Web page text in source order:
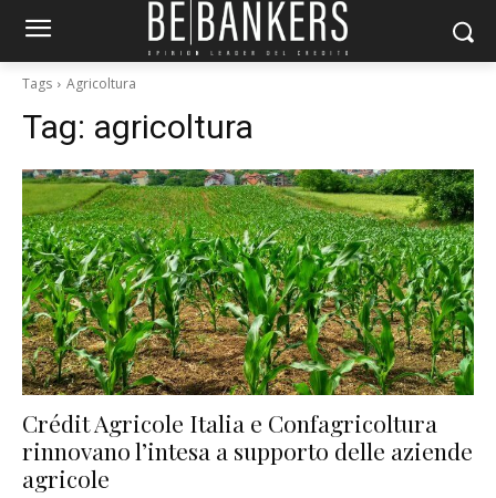
Tags Agricoltura
Tag: agricoltura
Crédit Agricole Italia e Confagricoltura
rinnovano l’intesa a supporto delle aziende
agricole